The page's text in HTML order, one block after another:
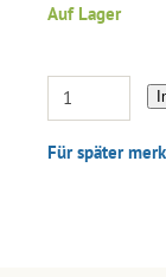
Auf Lager
Für später